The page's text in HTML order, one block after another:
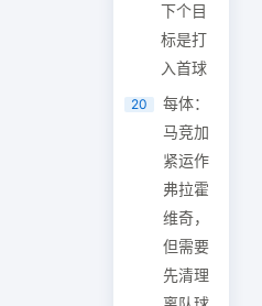
下个目
标是打
入首球
20
每体：
马竞加
紧运作
弗拉霍
维奇，
但需要
先清理